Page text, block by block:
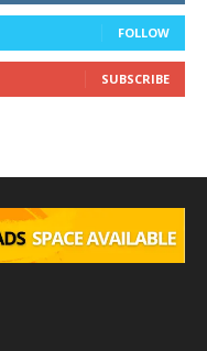
FOLLOW
SUBSCRIBE